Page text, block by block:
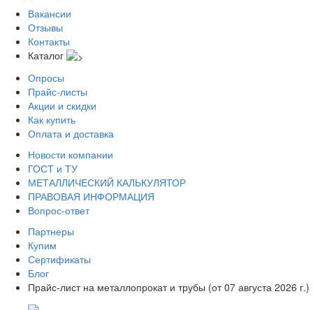
Вакансии
Отзывы
Контакты
Каталог
Опросы
Прайс-листы
Акции и скидки
Как купить
Оплата и доставка
Новости компании
ГОСТ и ТУ
МЕТАЛЛИЧЕСКИЙ КАЛЬКУЛЯТОР
ПРАВОВАЯ ИНФОРМАЦИЯ
Вопрос-ответ
Партнеры
Купим
Сертификаты
Блог
Прайс-лист на металлопрокат и трубы (от 07 августа 2026 г.)